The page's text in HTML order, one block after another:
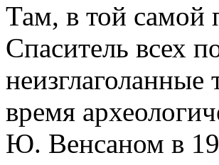
Там, в той самой
Спаситель всех
неизглаголанные
время
Ю. Венсаном в